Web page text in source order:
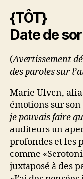
{TÔT}
Date de
(Avertissement
des paroles sur
Marie Ulven,
émotions sur
je pouvais faire
auditeurs un
profondes et les
comme
juxtaposé à des